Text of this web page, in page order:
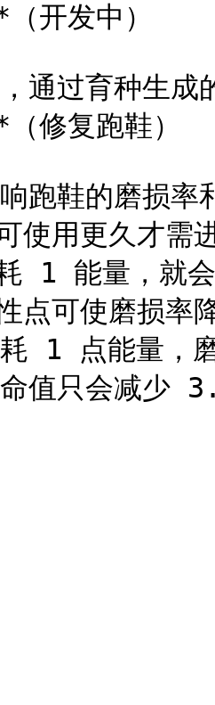
开发中）
修复跑鞋）
使用更久才需
耗 1 能量，就
点可使磨损率
1 点能量，